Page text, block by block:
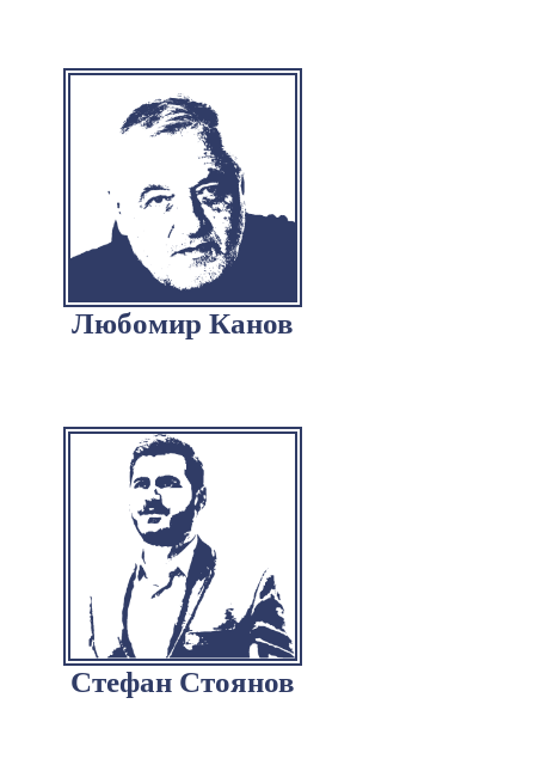
Любомир Канов
Стефан Стоянов